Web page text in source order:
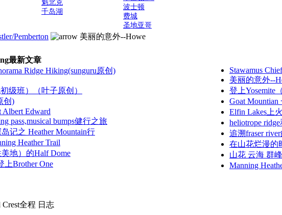
魁北克
千岛湖
波士顿
费城
圣地亚哥
Pemberton
美丽的意外--Howe
最新文章
Ridge Hiking(sunguru原创)
级班）（叶子原创）
创)
Albert Edward
pass,musical bumps健行之旅
记之 Heather Mountain行
Heather Trail
地）的Half Dome
Brother One
Stawamus Chief
美丽的意外--
登上Yosemite
Goat Mountian
Elfin Lakes上
heliotrope
追溯fraser
在山花烂漫的
山花 云海 群
Manning
全程 日志